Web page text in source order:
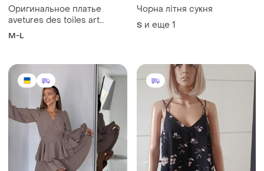
Оригинальное платье
avetures des toiles art
&amp; pret a porter
M-L
Чорна літня сукня
S и еще 1